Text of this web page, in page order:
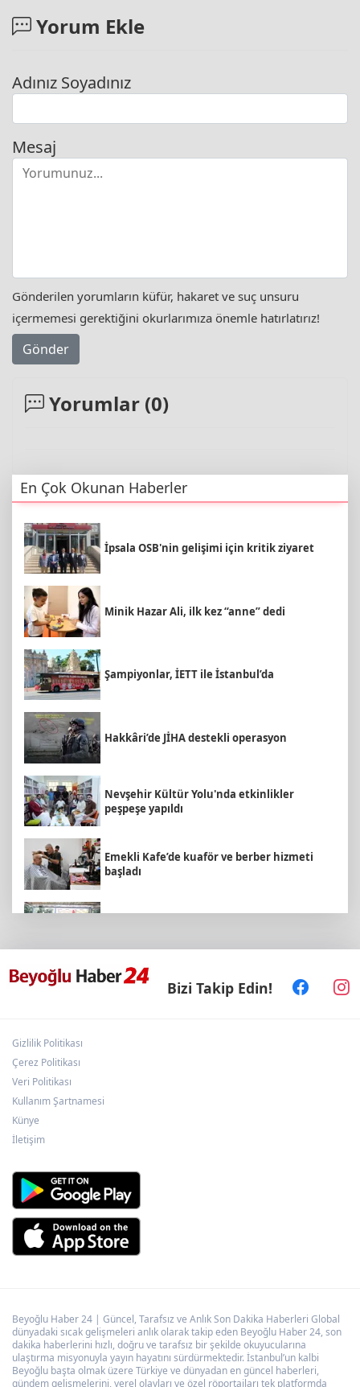
Yorum Ekle
Adınız Soyadınız
Mesaj
Gönderilen yorumların küfür, hakaret ve suç unsuru
içermemesi gerektiğini okurlarımıza önemle hatırlatırız!
Gönder
Yorumlar (0)
En Çok Okunan Haberler
İpsala OSB'nin gelişimi için kritik ziyaret
Minik Hazar Ali, ilk kez “anne” dedi
Şampiyonlar, İETT ile İstanbul’da
Hakkâri’de JİHA destekli operasyon
Nevşehir Kültür Yolu'nda etkinlikler
peşpeşe yapıldı
Emekli Kafe’de kuaför ve berber hizmeti
başladı
KARBEM’den LGS’de yüzde 95,7 başarı
Bizi Takip Edin!
Gizlilik Politikası
Çerez Politikası
Veri Politikası
Kullanım Şartnamesi
Künye
İletişim
Beyoğlu Haber 24 | Güncel, Tarafsız ve Anlık Son Dakika Haberleri Global
dünyadaki sıcak gelişmeleri anlık olarak takip eden Beyoğlu Haber 24, son
dakika haberlerini hızlı, doğru ve tarafsız bir şekilde okuyucularına
ulaştırma misyonuyla yayın hayatını sürdürmektedir. İstanbul’un kalbi
Beyoğlu başta olmak üzere Türkiye ve dünyadan en güncel haberleri,
gündem gelişmelerini, yerel olayları ve özel röportajları tek platformda